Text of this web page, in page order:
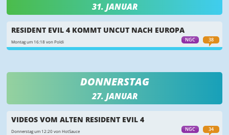
31. JANUAR
NGC 38
RESIDENT EVIL 4 KOMMT UNCUT NACH EUROPA
Montag um 16:18 von Poldi
DONNERSTAG
27. JANUAR
NGC 34
VIDEOS VOM ALTEN RESIDENT EVIL 4
Donnerstag um 12:20 von HotSauce